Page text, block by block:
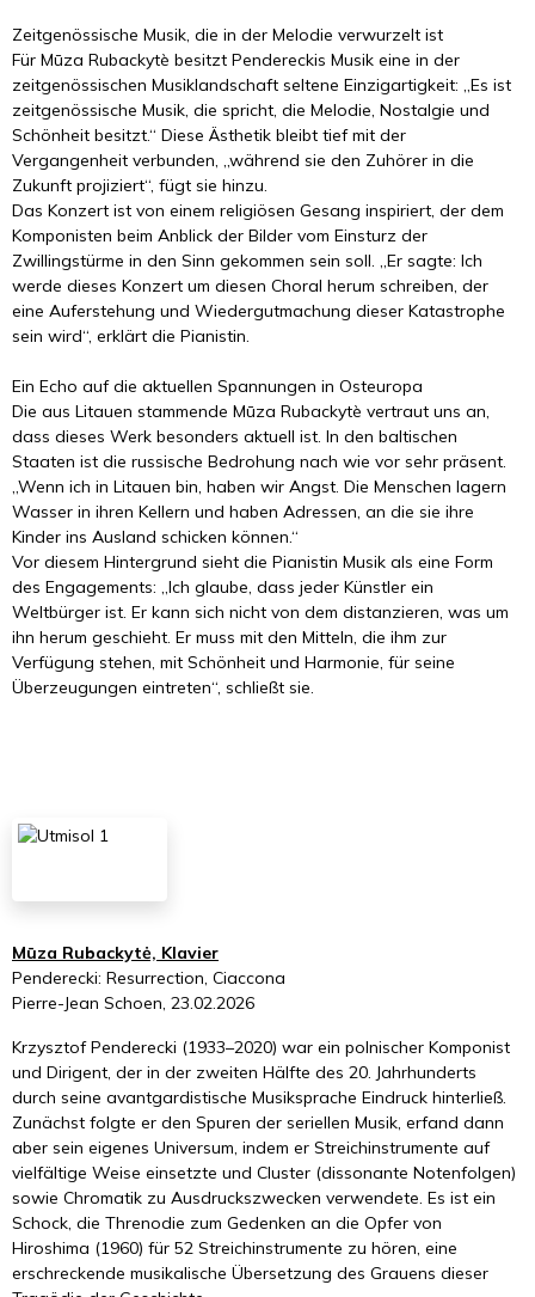
Zeitgenössische Musik, die in der Melodie verwurzelt ist
Für Mūza Rubackytè besitzt Pendereckis Musik eine in der
zeitgenössischen Musiklandschaft seltene Einzigartigkeit: „Es ist
zeitgenössische Musik, die spricht, die Melodie, Nostalgie und
Schönheit besitzt.“ Diese Ästhetik bleibt tief mit der
Vergangenheit verbunden, „während sie den Zuhörer in die
Zukunft projiziert“, fügt sie hinzu.
Das Konzert ist von einem religiösen Gesang inspiriert, der dem
Komponisten beim Anblick der Bilder vom Einsturz der
Zwillingstürme in den Sinn gekommen sein soll. „Er sagte: Ich
werde dieses Konzert um diesen Choral herum schreiben, der
eine Auferstehung und Wiedergutmachung dieser Katastrophe
sein wird“, erklärt die Pianistin.
Ein Echo auf die aktuellen Spannungen in Osteuropa
Die aus Litauen stammende Mūza Rubackytè vertraut uns an,
dass dieses Werk besonders aktuell ist. In den baltischen
Staaten ist die russische Bedrohung nach wie vor sehr präsent.
„Wenn ich in Litauen bin, haben wir Angst. Die Menschen lagern
Wasser in ihren Kellern und haben Adressen, an die sie ihre
Kinder ins Ausland schicken können.“
Vor diesem Hintergrund sieht die Pianistin Musik als eine Form
des Engagements: „Ich glaube, dass jeder Künstler ein
Weltbürger ist. Er kann sich nicht von dem distanzieren, was um
ihn herum geschieht. Er muss mit den Mitteln, die ihm zur
Verfügung stehen, mit Schönheit und Harmonie, für seine
Überzeugungen eintreten“, schließt sie.
Mūza Rubackytė, Klavier
Penderecki: Resurrection, Ciaccona
Pierre-Jean Schoen, 23.02.2026
Krzysztof Penderecki (1933–2020) war ein polnischer Komponist
und Dirigent, der in der zweiten Hälfte des 20. Jahrhunderts
durch seine avantgardistische Musiksprache Eindruck hinterließ.
Zunächst folgte er den Spuren der seriellen Musik, erfand dann
aber sein eigenes Universum, indem er Streichinstrumente auf
vielfältige Weise einsetzte und Cluster (dissonante Notenfolgen)
sowie Chromatik zu Ausdruckszwecken verwendete. Es ist ein
Schock, die Threnodie zum Gedenken an die Opfer von
Hiroshima (1960) für 52 Streichinstrumente zu hören, eine
erschreckende musikalische Übersetzung des Grauens dieser